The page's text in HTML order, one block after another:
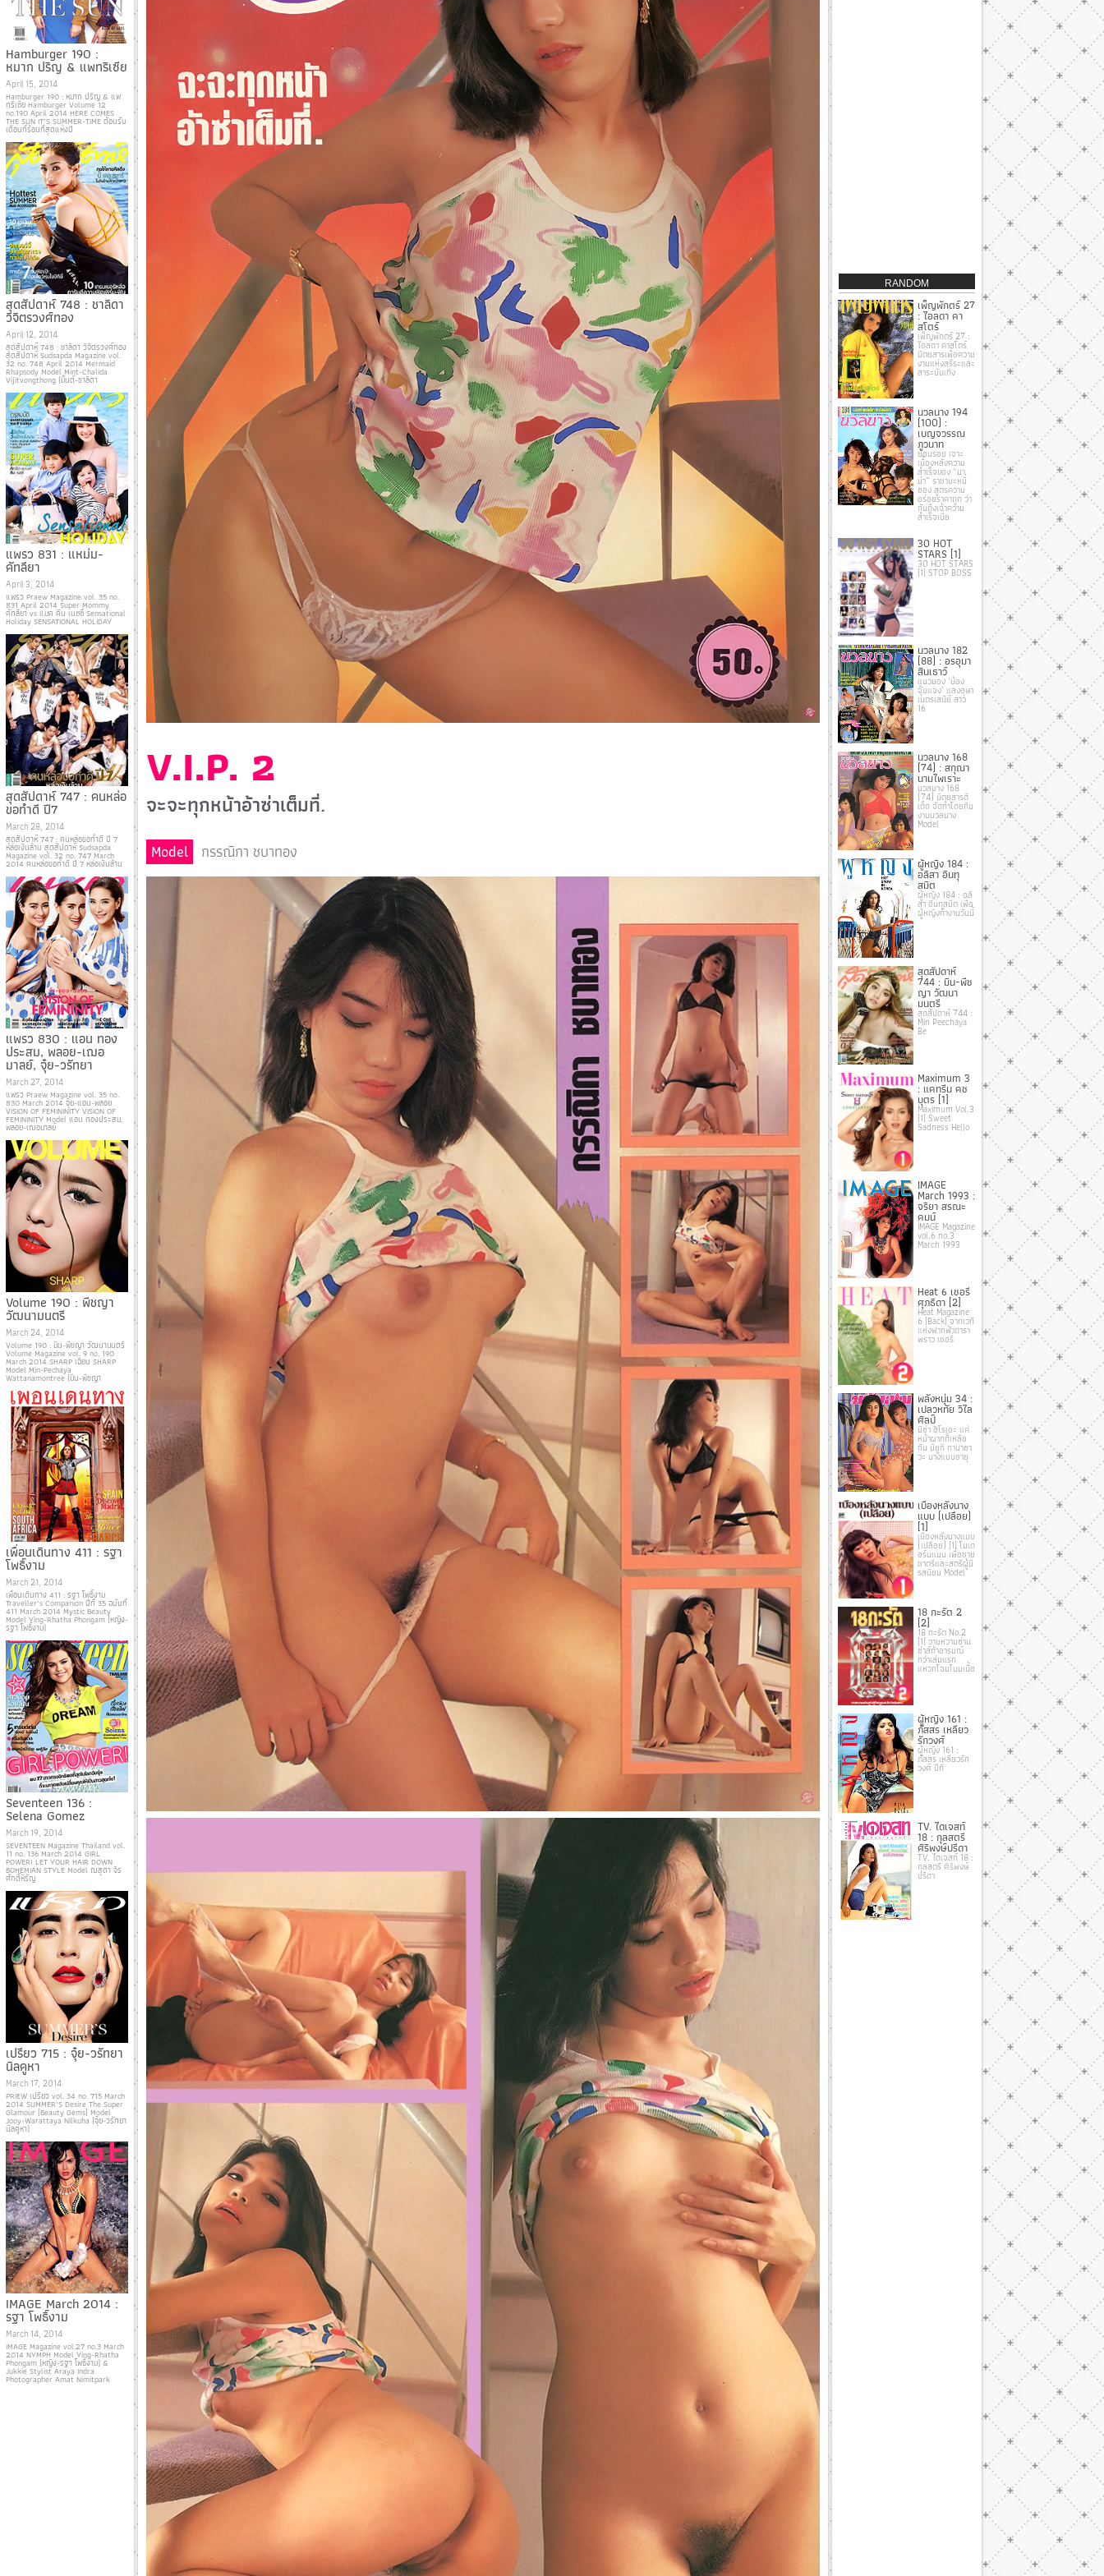
Hamburger 190 :
หมาก ปริญ & แพทริเซีย
April 15, 2014
Hamburger 190 : หมาก ปริญ & แพ
ทริเซีย Hamburger Volume 12
no.190 April 2014 HERE COMES
THE SUN IT’S SUMMER-TIME ต้อนรับ
เดือนที่ร้อนที่สุดแห่งปี
สุดสัปดาห์ 748 : ชาลิดา
วิจิตรวงศ์ทอง
April 12, 2014
สุดสัปดาห์ 748 : ชาลิดา วิจิตรวงศ์ทอง
สุดสัปดาห์ Sudsapda Magazine vol.
32 no. 748 April 2014 Mermaid
Rhapsody Model Mint-Chalida
Vijitvongthong (มิ้นต์-ชาลิดา
แพรว 831 : แหม่ม-
คัทลียา
April 3, 2014
แพรว Praew Magazine vol. 35 no.
831 April 2014 Super Mommy
คัทลียา vs แมค คิน เนซซี่ Sensational
Holiday SENSATIONAL HOLIDAY
สุดสัปดาห์ 747 : คนหล่อ
ขอทำดี ปี7
March 28, 2014
สุดสัปดาห์ 747 : คนหล่อขอทำดี ปี 7
หล่อเงินล้าน สุดสัปดาห์ Sudsapda
Magazine vol. 32 no. 747 March
2014 คนหล่อขอทำดี ปี 7 หล่อเงินล้าน
แพรว 830 : แอน ทอง
ประสม, พลอย-เฌอ
มาลย์, จุ๋ย-วรัทยา
March 27, 2014
แพรว Praew Magazine vol. 35 no.
830 March 2014 จุ๋ย-แอน-พลอย
VISION OF FEMININITY VISION OF
FEMININITY Model แอน ทองประสม,
พลอย-เฌอมาลย์
Volume 190 : พีชญา
วัฒนามนตรี
March 24, 2014
Volume 190 : มิน-พีชญา วัฒนามนตรี
Volume Magazine vol. 9 no. 190
March 2014 SHARP เฉียบ SHARP
Model Min-Pechaya
Wattanamontree (มิน-พีชญา
เพื่อนเดินทาง 411 : รฐา
โพธิ์งาม
March 21, 2014
เพื่อนเดินทาง 411 : รฐา โพธิ์งาม
Traveller’s Companion ปีที่ 35 ฉบับที่
411 March 2014 Mystic Beauty
Model Ying-Rhatha Phongam (หญิง-
รฐา โพธิ์งาม)
Seventeen 136 :
Selena Gomez
March 19, 2014
SEVENTEEN Magazine Thailand vol.
11 no. 136 March 2014 GIRL
POWER! LET YOUR HAIR DOWN
BOHEMIAN STYLE Model ณสุดา จิร
ศักดิ์หิรัญ
เปรียว 715 : จุ๋ย-วรัทยา
นิลคูหา
March 17, 2014
PRIEW เปรียว vol. 34 no. 715 March
2014 SUMMER’S Desire The Super
Glamour [Beauty Gems] Model
Jooy-Warattaya Nilkuha (จุ๋ย-วรัทยา
นิลคูหา)
IMAGE March 2014 :
รฐา โพธิ์งาม
March 14, 2014
IMAGE Magazine vol.27 no.3 March
2014 NYMPH Model Ying-Rhatha
Phongam (หญิง-รฐา โพธิ์งาม) &
Jukkie Stylist Araya Indra
Photographer Amat Nimitpark
V.I.P. 2
จะจะทุกหน้าอ้าซ่าเต็มที่.
Model กรรณิกา ชบาทอง
RANDOM
เพ็ญพักตร์ 27
: ไอลดา คา
สโตร์
เพ็ญพักตร์ 27 :
ไอลดา คาสโตร์
นิตยสารเพื่อความ
งามแห่งสรีระและ
สาระบันเทิง
นวลนาง 194
(100) :
เบญจวรรณ
ภูวนาท
ย้อนรอย เจาะ
เบื้องหลังความ
สำเร็จของ “มา
ม่า” ราชาบะหมี่
ซอง สูตรความ
อร่อยราคาถูก ว่า
กันถึงเจ้าความ
สำเร็จเนี่ย
30 HOT
STARS [1]
30 HOT STARS
[1] STOP BOSS
นวลนาง 182
(88) : อรอุมา
สินเธาว์
แมวมอง ‘น้อง
จุ๊บแจง’ แสงอุษา
เนตรเสนีย์ สาว
16
นวลนาง 168
(74) : สกุณา
นามไพเราะ
นวลนาง 168
(74) นิตยสารดี
เด็ด จัดทําโดยทีม
งานนวลนาง
Model
ผู้หญิง 184 :
อลิสา อินทุ
สมิต
ผู้หญิง 184 : อลิ
สา อินทุสมิต เพื่อ
ผู้หญิงทำงานวันนี้
สุดสัปดาห์
744 : มิน-พีช
ญา วัฒนา
มนตรี
สุดสัปดาห์ 744 :
Min Peechaya
Be
Maximum 3
: แคทรีน คช
บุตร [1]
Maximum Vol.3
[1] Sweet
Sadness Hello
IMAGE
March 1993 :
จริยา สรณะ
คมน์
IMAGE Magazine
vol.6 no.3
March 1993
Heat 6 เชอรี่
ศุภธิดา [2]
Heat Magazine
6 [Back] จากเวที
แห่งฟากฟ้าดารา
พราว เชอรี่
พลังหนุ่ม 34 :
เปลวหทัย วิไล
ศิลป์
มิซ่า ฮิโรเอะ แค่
หน้าผากก็เหลือ
กิน มิยูกิ กานาซา
วะ นางแบบอายุ
เบื้องหลังนาง
แบบ (เปลือย)
[1]
เบื้องหลังนางแบบ
(เปลือย) [1] โมเด
อร์นแมน เพื่อชาย
ชาตรีและสตรีผู้มี
รสนิยม Model
18 กะรัต 2
[2]
18 กะรัต No.2
[1] วาบหวามซ่าน
ซ่าส์ท้าอารมณ์
กว่าเล่มแรก
แหวกโฉมโนมเนื้อ
ผู้หญิง 161 :
ภัสสร เหลียว
รักวงศ์
ผู้หญิง 161 :
ภัสสร เหลียวรัก
วงศ์ ปีที่
TV. ไดเจสท์
18 : กุลสตรี
ศิริพงษ์ปรีดา
TV. ไดเจสท์ 18 :
กุลสตรี ศิริพงษ์
ปรีดา